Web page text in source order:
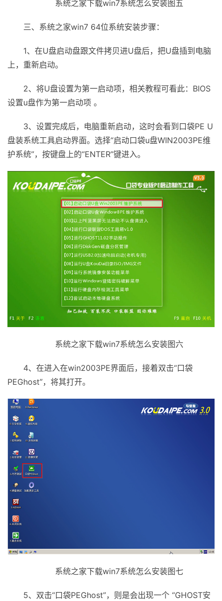
系统之家下载win7系统怎么安装图五
三、系统之家win7 64位系统安装步骤：
1、在U盘启动盘跟文件拷贝进U盘后，把U盘插到电脑
上，重新启动。
2、将U盘设置为第一启动项，相关教程可看此：BIOS
设置u盘作为第一启动项 。
3、设置完成后，电脑重新启动，这时会看到口袋PE U
盘装系统工具启动界面。选择“启动口袋u盘WIN2003РE维
护系统”，按键盘上的“ENTER”键进入。
系统之家下载win7系统怎么安装图六
4、在进入在win2003РE界面后，接着双击“口袋
PEGhost”，将其打开。
系统之家下载win7系统怎么安装图七
5、双击“口袋PEGhost”，则是会出现一个 “GHOST安